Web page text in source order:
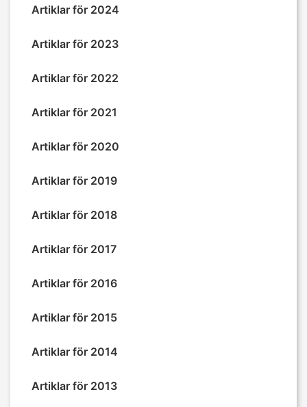
Artiklar för 2024
Artiklar för 2023
Artiklar för 2022
Artiklar för 2021
Artiklar för 2020
Artiklar för 2019
Artiklar för 2018
Artiklar för 2017
Artiklar för 2016
Artiklar för 2015
Artiklar för 2014
Artiklar för 2013